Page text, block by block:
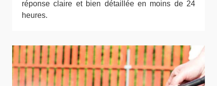
réponse claire et bien détaillée en moins de 24
heures.